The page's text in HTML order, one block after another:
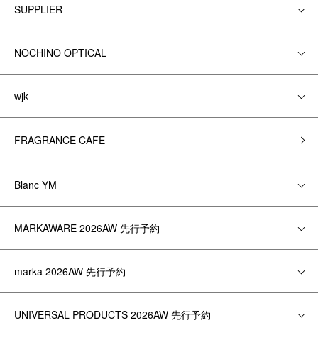
SUPPLIER
NOCHINO OPTICAL
wjk
FRAGRANCE CAFE
Blanc YM
MARKAWARE 2026AW 先行予約
marka 2026AW 先行予約
UNIVERSAL PRODUCTS 2026AW 先行予約